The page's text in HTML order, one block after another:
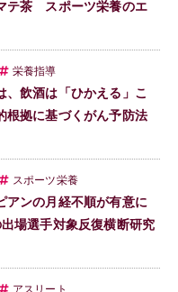
テ茶 スポーツ栄養のエ
栄養指導
、飲酒は「ひかえる」こ
拠に基づくがん予防法
スポーツ栄養
アンの月経不順が有意に
場選手対象反復横断研究
アスリート